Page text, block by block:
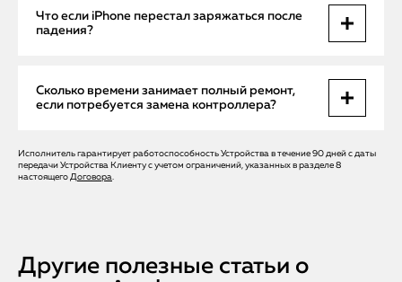
Цена зависит от типа повреждения. Очистка — от 900 ₽,
замена разъема с пайкой — от 3500 ₽. Точная стоимость
Что если iPhone перестал заряжаться после
падения?
Скорее всего, поврежден контроллер или внутренняя
цепь питания. Мы проведем пайку под микроскопом и
восстановим устройство без потери данных.
Сколько времени занимает полный ремонт,
если потребуется замена контроллера?
От 1 до 2 рабочих дней, включая диагностику, ремонт,
тестирование и возврат устройства. Все работы — с
Исполнитель гарантирует работоспособность Устройства в течение 90 дней с даты
передачи Устройства Клиенту с учетом ограничений, указанных в разделе 8
настоящего Договора.
Другие полезные статьи о